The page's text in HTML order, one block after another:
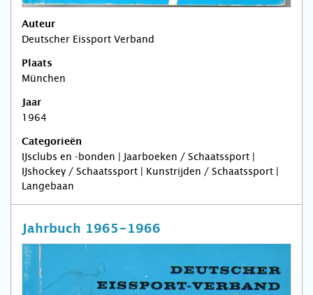
Auteur
Deutscher Eissport Verband
Plaats
München
Jaar
1964
Categorieën
IJsclubs en -bonden | Jaarboeken / Schaatssport |
IJshockey / Schaatssport | Kunstrijden / Schaatssport |
Langebaan
Jahrbuch 1965-1966